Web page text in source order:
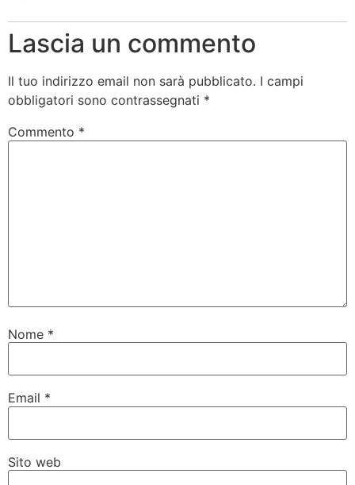
Lascia un commento
Il tuo indirizzo email non sarà pubblicato. I campi
obbligatori sono contrassegnati *
Commento *
Nome *
Email *
Sito web